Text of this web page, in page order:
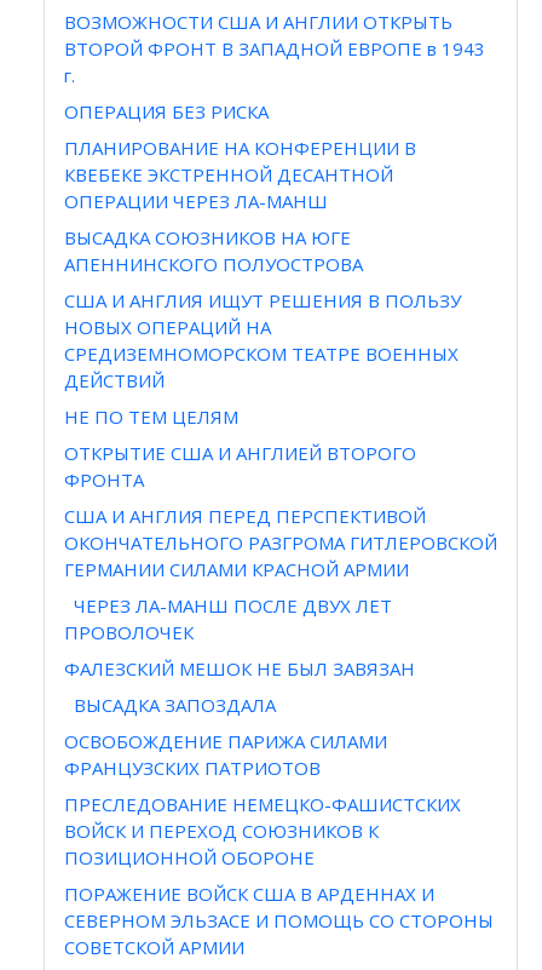
ВОЗМОЖНОСТИ США И АНГЛИИ ОТКРЫТЬ
ВТОРОЙ ФРОНТ В ЗАПАДНОЙ ЕВРОПЕ в 1943
г.
ОПЕРАЦИЯ БЕЗ РИСКА
ПЛАНИРОВАНИЕ НА КОНФЕРЕНЦИИ В
КВЕБЕКЕ ЭКСТРЕННОЙ ДЕСАНТНОЙ
ОПЕРАЦИИ ЧЕРЕЗ ЛА-МАНШ
ВЫСАДКА СОЮЗНИКОВ НА ЮГЕ
АПЕННИНСКОГО ПОЛУОСТРОВА
США И АНГЛИЯ ИЩУТ РЕШЕНИЯ В ПОЛЬЗУ
НОВЫХ ОПЕРАЦИЙ НА
СРЕДИЗЕМНОМОРСКОМ ТЕАТРЕ ВОЕННЫХ
ДЕЙСТВИЙ
НЕ ПО ТЕМ ЦЕЛЯМ
ОТКРЫТИЕ США И АНГЛИЕЙ ВТОРОГО
ФРОНТА
США И АНГЛИЯ ПЕРЕД ПЕРСПЕКТИВОЙ
ОКОНЧАТЕЛЬНОГО РАЗГРОМА ГИТЛЕРОВСКОЙ
ГЕРМАНИИ СИЛАМИ КРАСНОЙ АРМИИ
ЧЕРЕЗ ЛА-МАНШ ПОСЛЕ ДВУХ ЛЕТ
ПРОВОЛОЧЕК
ФАЛЕЗСКИЙ МЕШОК НЕ БЫЛ ЗАВЯЗАН
ВЫСАДКА ЗАПОЗДАЛА
ОСВОБОЖДЕНИЕ ПАРИЖА СИЛАМИ
ФРАНЦУЗСКИХ ПАТРИОТОВ
ПРЕСЛЕДОВАНИЕ НЕМЕЦКО-ФАШИСТСКИХ
ВОЙСК И ПЕРЕХОД СОЮЗНИКОВ К
ПОЗИЦИОННОЙ ОБОРОНЕ
ПОРАЖЕНИЕ ВОЙСК США В АРДЕННАХ И
СЕВЕРНОМ ЭЛЬЗАСЕ И ПОМОЩЬ СО СТОРОНЫ
СОВЕТСКОЙ АРМИИ